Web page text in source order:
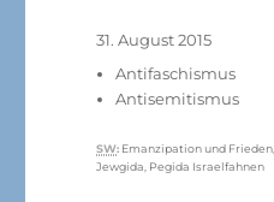
Veröffentlicht
31. August 2015
Kategorien
Antifaschismus
Antisemitismus
Schlagwörter
SW: Emanzipation und Frieden
Jewgida Pegida Israelfahnen